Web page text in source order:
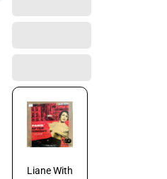
Liane With